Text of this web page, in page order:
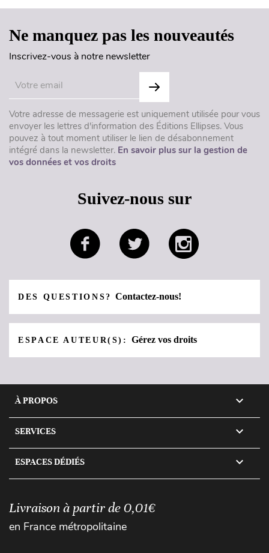
Ne manquez pas les nouveautés
Inscrivez-vous à notre newsletter
Votre adresse de messagerie est uniquement utilisée pour vous
envoyer les lettres d'information des Éditions Ellipses. Vous
pouvez à tout moment utiliser le lien de désabonnement
intégré dans la newsletter. En savoir plus sur la gestion de
vos données et vos droits
Suivez-nous sur
DES QUESTIONS?Contactez-nous!
ESPACE AUTEUR(S):Gérez vos droits
À PROPOS 
SERVICES 
ESPACES DÉDIÉS 
Livraison à partir de 0,01€
en France métropolitaine